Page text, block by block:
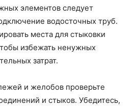
элементов следует
водосточных труб.
места для стыковки
избежать ненужных
затрат.
и желобов проверьте
и стыков. Убедитесь,